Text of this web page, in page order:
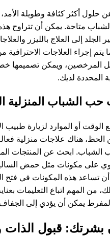
حلول أكثر كثافة وطويلة
متاحة. يمكن أن تتراوح
الجلد إلى العلاج بالليزر
يتم إجراء العلاجات الاحترافية
المرخصين، ويمكن تصميمها
المحددة لديك.
أو الموارد لزيارة طبيب
الحظ، هناك علاجات منزلية
الشباب. ابحث عن المنتجات
على مكونات مثل حمض
أن تساعد هذه المكونات في فتح
من المهم اتباع التعليمات
يمكن أن يؤدي إلى الجفاف
بشرتك: قبول الذات